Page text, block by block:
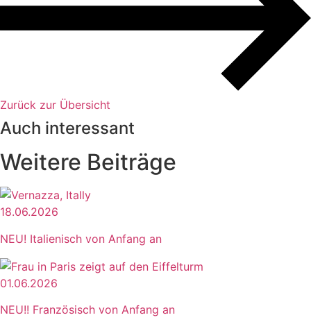
Zurück zur Übersicht
Auch interessant
Weitere Beiträge
18.06.2026
NEU! Italienisch von Anfang an
01.06.2026
NEU!! Französisch von Anfang an